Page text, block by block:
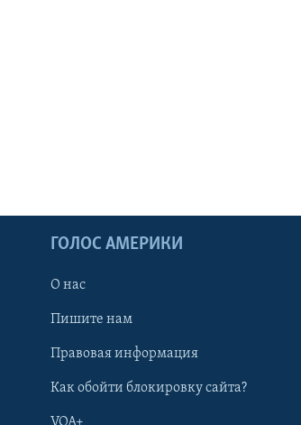
ГОЛОС АМЕРИКИ
О нас
Пишите нам
Правовая информация
Как обойти блокировку сайта?